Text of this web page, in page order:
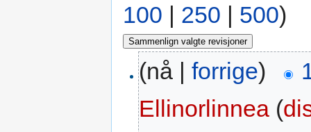
100 | 250 | 500)
(nå |forrige)
Ellinorlinnea (